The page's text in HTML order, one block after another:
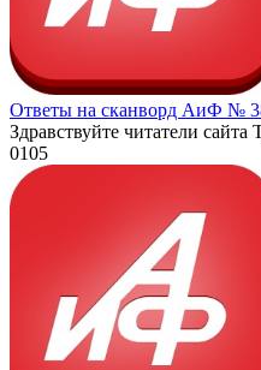
Ответы на сканворд АиФ №
Здравствуйте читатели сайта
0105